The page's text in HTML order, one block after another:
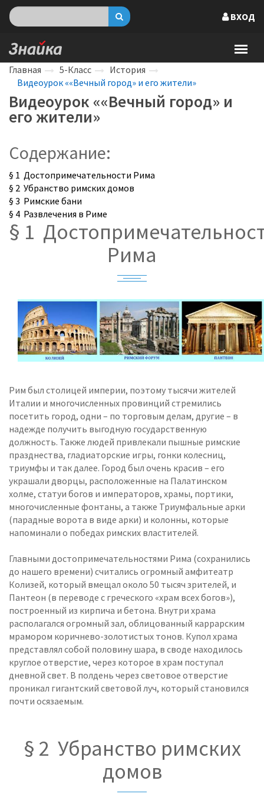
ВХОД
Главная 5-Класс
История
Видеоурок ««Вечный город» и его жители»
Видеоурок ««Вечный город» и
его жители»
Содержание:
§ 1 Достопримечательности Рима
§ 2 Убранство римских домов
§ 3 Римские бани
§ 4 Развлечения в Риме
§ 1
Рима
Рим был столицей империи, поэтому тысячи жителей
Италии и многочисленных провинций стремились
посетить город, одни – по торговым делам, другие – в
надежде получить выгодную государственную
должность. Также людей привлекали пышные римские
празднества, гладиаторские игры, гонки колесниц,
триумфы и так далее. Город был очень красив – его
украшали дворцы, расположенные на Палатинском
холме, статуи богов и императоров, храмы, портики,
многочисленные фонтаны, а также Триумфальные арки
(парадные ворота в виде арки) и колонны, которые
напоминали о победах римских властителей.
Главными достопримечательностями Рима (сохранились
до нашего времени) считались огромный амфитеатр
Колизей, который вмещал около 50 тысяч зрителей, и
Пантеон (в переводе с греческого «храм всех богов»),
построенный из кирпича и бетона. Внутри храма
располагался огромный зал, облицованный каррарским
мрамором коричнево-золотистых тонов. Купол храма
представлял собой половину шара, в своде находилось
круглое отверстие, через которое в храм поступал
дневной свет. В полдень через световое отверстие
проникал гигантский световой луч, который становился
почти осязаемым.
§ 2 Убранство римских
домов